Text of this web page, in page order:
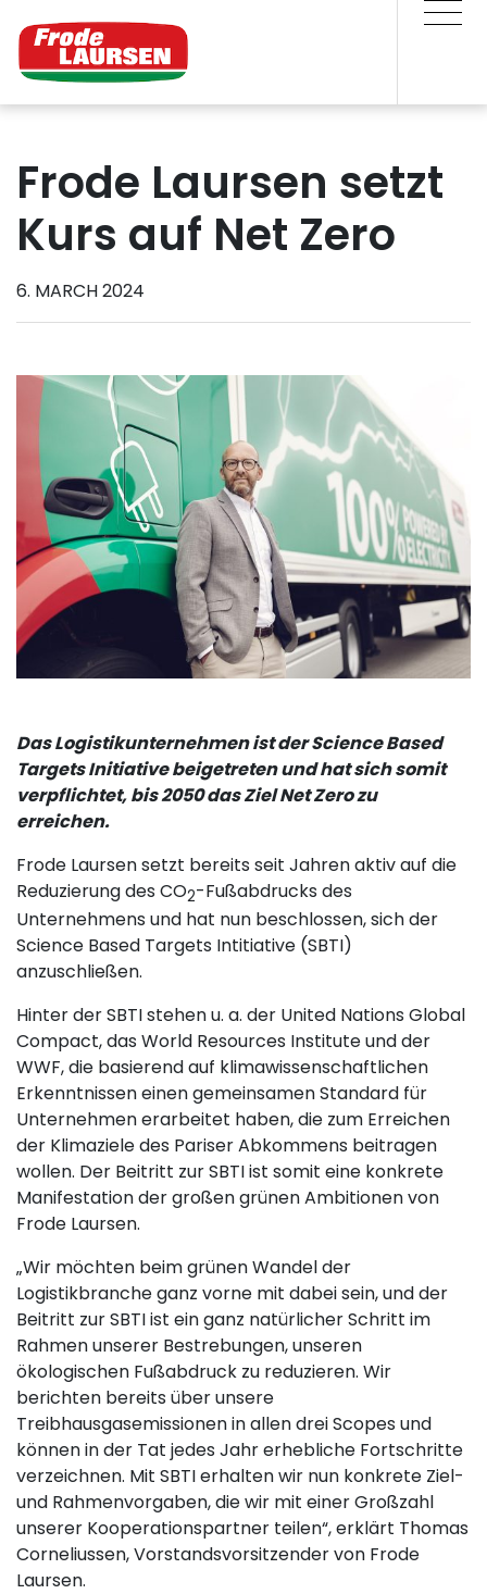
Frode Laursen setzt
Kurs auf Net Zero
6. MARCH 2024
Das Logistikunternehmen ist der Science Based
Targets Initiative beigetreten und hat sich somit
verpflichtet, bis 2050 das Ziel Net Zero zu
erreichen.
Frode Laursen setzt bereits seit Jahren aktiv auf die
Reduzierung des CO2-Fußabdrucks des
Unternehmens und hat nun beschlossen, sich der
Science Based Targets Intitiative (SBTI)
anzuschließen.
Hinter der SBTI stehen u. a. der United Nations Global
Compact, das World Resources Institute und der
WWF, die basierend auf klimawissenschaftlichen
Erkenntnissen einen gemeinsamen Standard für
Unternehmen erarbeitet haben, die zum Erreichen
der Klimaziele des Pariser Abkommens beitragen
wollen. Der Beitritt zur SBTI ist somit eine konkrete
Manifestation der großen grünen Ambitionen von
Frode Laursen.
„Wir möchten beim grünen Wandel der
Logistikbranche ganz vorne mit dabei sein, und der
Beitritt zur SBTI ist ein ganz natürlicher Schritt im
Rahmen unserer Bestrebungen, unseren
ökologischen Fußabdruck zu reduzieren. Wir
berichten bereits über unsere
Treibhausgasemissionen in allen drei Scopes und
können in der Tat jedes Jahr erhebliche Fortschritte
verzeichnen. Mit SBTI erhalten wir nun konkrete Ziel-
und Rahmenvorgaben, die wir mit einer Großzahl
unserer Kooperationspartner teilen“, erklärt Thomas
Corneliussen, Vorstandsvorsitzender von Frode
Laursen.